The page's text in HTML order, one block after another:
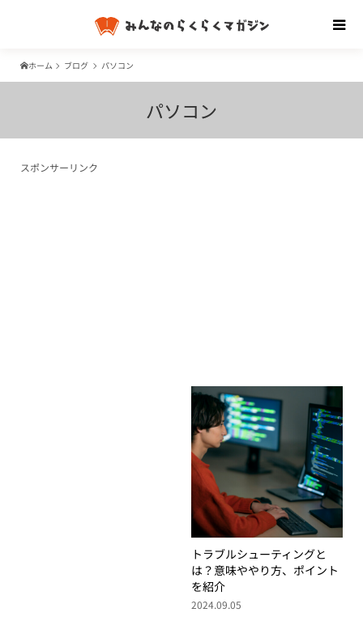
ホーム ブログ パソコン
パソコン
スポンサーリンク
トラブルシューティングと
は？意味ややり方、ポイント
を紹介
2024.09.05